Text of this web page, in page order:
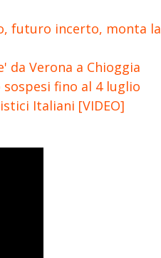
futuro incerto, monta la
da Verona a Chioggia
fino al 4 luglio
Italiani [VIDEO]